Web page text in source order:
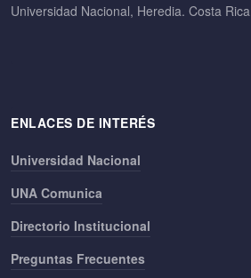
Universidad Nacional, Heredia. Costa Rica
ENLACES DE INTERÉS
Universidad Nacional
UNA Comunica
Directorio Institucional
Preguntas Frecuentes